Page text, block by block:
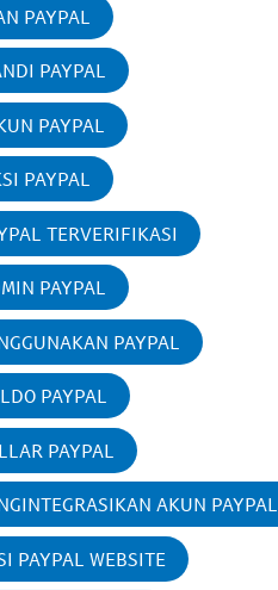
PAYPAL
PAYPAL
PAYPAL
PAYPAL
TERVERIFIKASI
PAYPAL
PAYPAL
PAYPAL
PAYPAL
AKUN PAYPAL
PAYPAL WEBSITE